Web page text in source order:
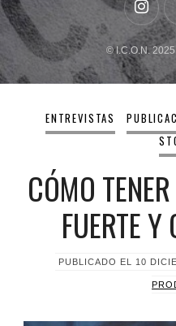
© I.C.O.N.
ENTREVISTAS
CÓMO
FUERTE
PUBLICADO EL 10